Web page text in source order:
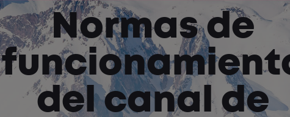
Normas de
del canal de